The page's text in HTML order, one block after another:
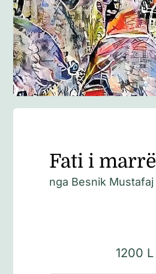
Fati i marrë
nga Besnik Mustafaj
1200 L